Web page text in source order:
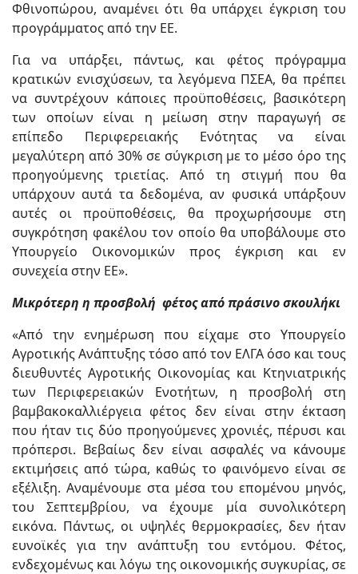
Φθινοπώρου, αναμένει ότι θα υπάρχει έγκριση του
προγράμματος από την ΕΕ.
Για να υπάρξει, πάντως, και φέτος πρόγραμμα
κρατικών ενισχύσεων, τα λεγόμενα ΠΣΕΑ, θα πρέπει
να συντρέχουν κάποιες προϋποθέσεις, βασικότερη
των οποίων είναι η μείωση στην παραγωγή σε
επίπεδο Περιφερειακής Ενότητας να είναι
μεγαλύτερη από 30% σε σύγκριση με το μέσο όρο της
προηγούμενης τριετίας. Από τη στιγμή που θα
υπάρχουν αυτά τα δεδομένα, αν φυσικά υπάρξουν
αυτές οι προϋποθέσεις, θα προχωρήσουμε στη
συγκρότηση φακέλου τον οποίο θα υποβάλουμε στο
Υπουργείο Οικονομικών προς έγκριση και εν
συνεχεία στην ΕΕ».
Μικρότερη η προσβολή φέτος από πράσινο σκουλήκι
«Από την ενημέρωση που είχαμε στο Υπουργείο
Αγροτικής Ανάπτυξης τόσο από τον ΕΛΓΑ όσο και τους
διευθυντές Αγροτικής Οικονομίας και Κτηνιατρικής
των Περιφερειακών Ενοτήτων, η προσβολή στη
βαμβακοκαλλιέργεια φέτος δεν είναι στην έκταση
που ήταν τις δύο προηγούμενες χρονιές, πέρυσι και
πρόπερσι. Βεβαίως δεν είναι ασφαλές να κάνουμε
εκτιμήσεις από τώρα, καθώς το φαινόμενο είναι σε
εξέλιξη. Αναμένουμε στα μέσα του επομένου μηνός,
του Σεπτεμβρίου, να έχουμε μία συνολικότερη
εικόνα. Πάντως, οι υψηλές θερμοκρασίες, δεν ήταν
ευνοϊκές για την ανάπτυξη του εντόμου. Φέτος,
ενδεχομένως και λόγω της οικονομικής συγκυρίας, σε